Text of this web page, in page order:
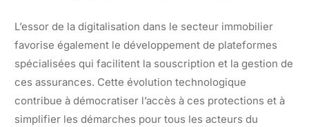
L’essor de la digitalisation dans le secteur immobilier
favorise également le développement de plateformes
spécialisées qui facilitent la souscription et la gestion de
ces assurances. Cette évolution technologique
contribue à démocratiser l’accès à ces protections et à
simplifier les démarches pour tous les acteurs du